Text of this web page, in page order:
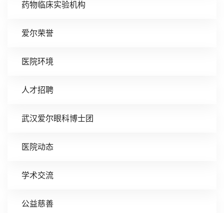
药物临床实验机构
爱尔荣誉
医院环境
人才招聘
武汉爱尔眼科博士团
医院动态
学术交流
公益慈善